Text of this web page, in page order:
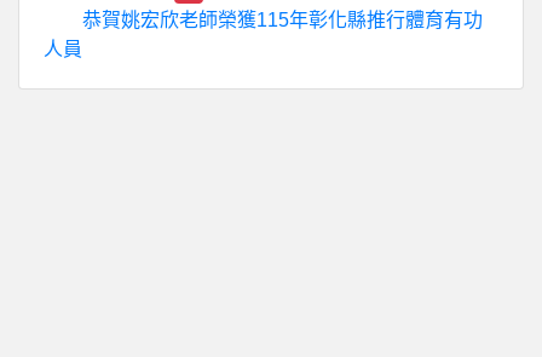
恭賀姚宏欣老師榮獲115年彰化縣推行體育有功
人員